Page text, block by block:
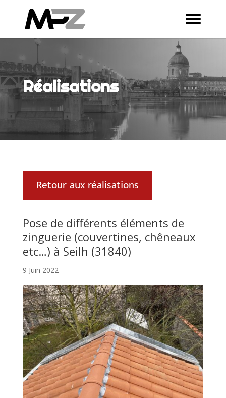
Réalisations
Retour aux réalisations
Pose de différents éléments de
zinguerie (couvertines, chêneaux
etc…) à Seilh (31840)
9 Juin 2022